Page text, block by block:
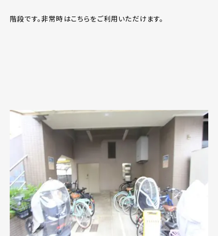
階段です。非常時はこちらをご利用いただけます。